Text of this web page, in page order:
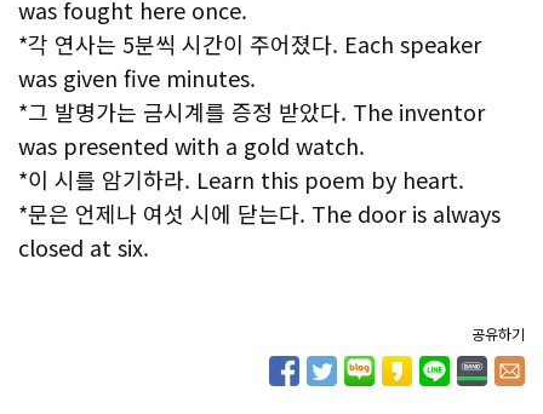
was fought here once.
*각 연사는 5분씩 시간이 주어졌다. Each speaker
was given five minutes.
*그 발명가는 금시계를 증정 받았다. The inventor
was presented with a gold watch.
*이 시를 암기하라. Learn this poem by heart.
*문은 언제나 여섯 시에 닫는다. The door is always
closed at six.
공유하기